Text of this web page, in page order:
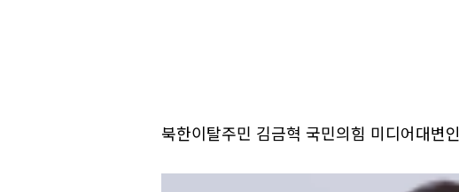
북한이탈주민 김금혁 국민의힘 미디어대변인